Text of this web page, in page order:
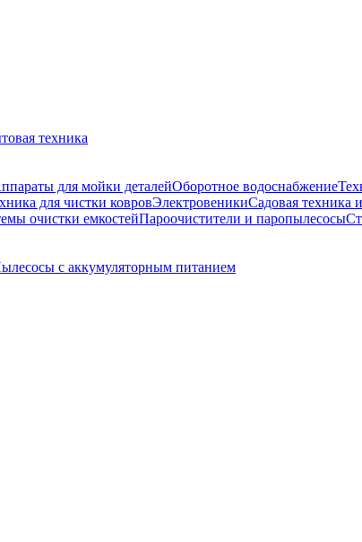
техника
для мойки деталейОборотное водоснабжение
для чистки ковровЭлектровеникиСадовая техника
очистки емкостейПароочистители и паропылесосы
с аккумуляторным питанием